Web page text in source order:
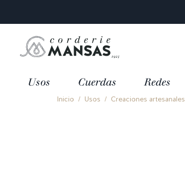
Usos Cuerdas Redes
Inicio Usos Creaciones artesanales